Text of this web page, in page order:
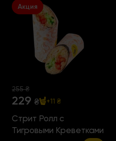
Акция
255 ₴
229 ₴ +11 ₴
Стрит Ролл с
Тигровыми Креветками